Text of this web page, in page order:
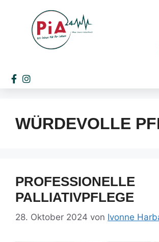
WÜRDEVOLLE
PROFESSIONELLE
PALLIATIVPFLEGE
28. Oktober 2024 von Ivonne